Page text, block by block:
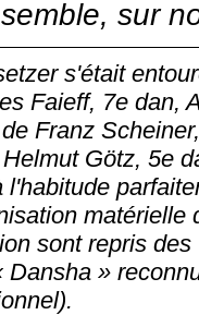
sur
s'était
Faieff, 7e dan,
Franz
Götz, 5e
l'habitude
matérielle
sont repris
»